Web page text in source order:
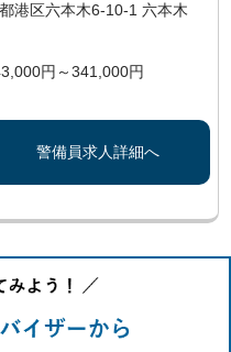
港区六本木6-10-1 六本木
円～341,000円
警備員求人詳細へ